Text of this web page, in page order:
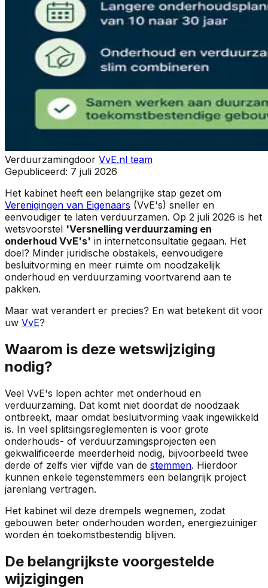
Verduurzamingdoor VvE.nl team
Gepubliceerd: 7 juli 2026
Het kabinet heeft een belangrijke stap gezet om
Verenigingen van Eigenaars (VvE's) sneller en
eenvoudiger te laten verduurzamen. Op 2 juli 2026 is het
wetsvoorstel 'Versnelling verduurzaming en
onderhoud VvE's' in internetconsultatie gegaan. Het
doel? Minder juridische obstakels, eenvoudigere
besluitvorming en meer ruimte om noodzakelijk
onderhoud en verduurzaming voortvarend aan te
pakken.
Maar wat verandert er precies? En wat betekent dit voor
uw VvE?
Waarom is deze wetswijziging
nodig?
Veel VvE's lopen achter met onderhoud en
verduurzaming. Dat komt niet doordat de noodzaak
ontbreekt, maar omdat besluitvorming vaak ingewikkeld
is. In veel splitsingsreglementen is voor grote
onderhouds- of verduurzamingsprojecten een
gekwalificeerde meerderheid nodig, bijvoorbeeld twee
derde of zelfs vier vijfde van de stemmen. Hierdoor
kunnen enkele tegenstemmers een belangrijk project
jarenlang vertragen.
Het kabinet wil deze drempels wegnemen, zodat
gebouwen beter onderhouden worden, energiezuiniger
worden én toekomstbestendig blijven.
De belangrijkste voorgestelde
wijzigingen